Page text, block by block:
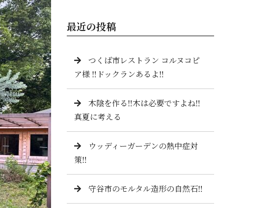
最近の投稿
つくば市レストラン コルヌコピ
ア様 ‼️ドックランあるよ‼️
木陰を作る‼️木は必要ですよね‼️
真夏に考える
ウッディーガーデンの熱中症対
策‼️
守谷市のモルタル造形の自然石‼️